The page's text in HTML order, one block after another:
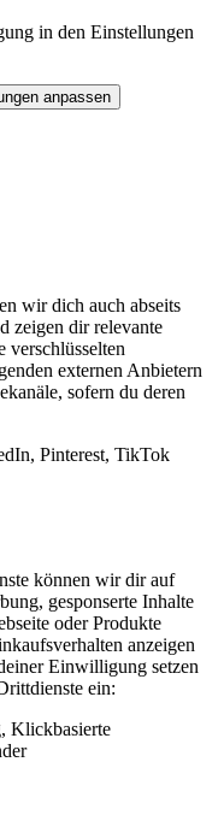
in den Einstellungen
anpassen
wir dich auch abseits
zeigen dir relevante
verschlüsselten
externen Anbietern
sofern du deren
Pinterest, TikTok
können wir dir auf
gesponserte Inhalte
oder Produkte
anzeigen
Einwilligung setzen
ein:
Klickbasierte